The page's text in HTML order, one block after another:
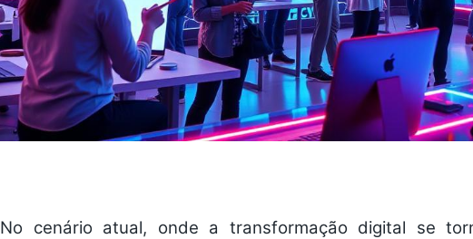
No cenário atual, onde a transformação digital se